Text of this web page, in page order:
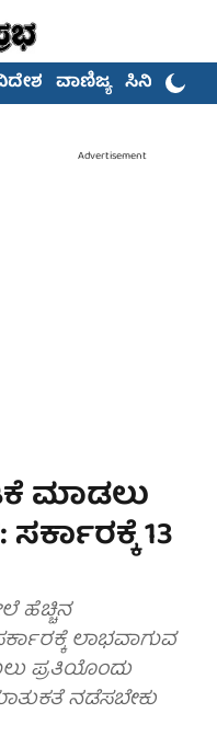
ವಾಣಿಜ್ಯ ಸಿನಿಮಾ
Advertisement
ಮಾಡಲು
13
ಹೆಚ್ಚಿನ
ಲಾಭವಾಗುವ
ಪ್ರತಿಯೊಂದು
ನಡೆಸಬೇಕು